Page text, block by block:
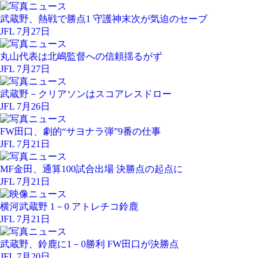
武蔵野、熱戦で勝点1 守護神末次が気迫のセーブ
JFL 7月27日
丸山代表は北嶋監督への信頼揺るがず
JFL 7月27日
武蔵野－クリアソンはスコアレスドロー
JFL 7月26日
FW田口、劇的“サヨナラ弾”9番の仕事
JFL 7月21日
MF金田、通算100試合出場 決勝点の起点に
JFL 7月21日
横河武蔵野 1－0 アトレチコ鈴鹿
JFL 7月21日
武蔵野、鈴鹿に1－0勝利 FW田口が決勝点